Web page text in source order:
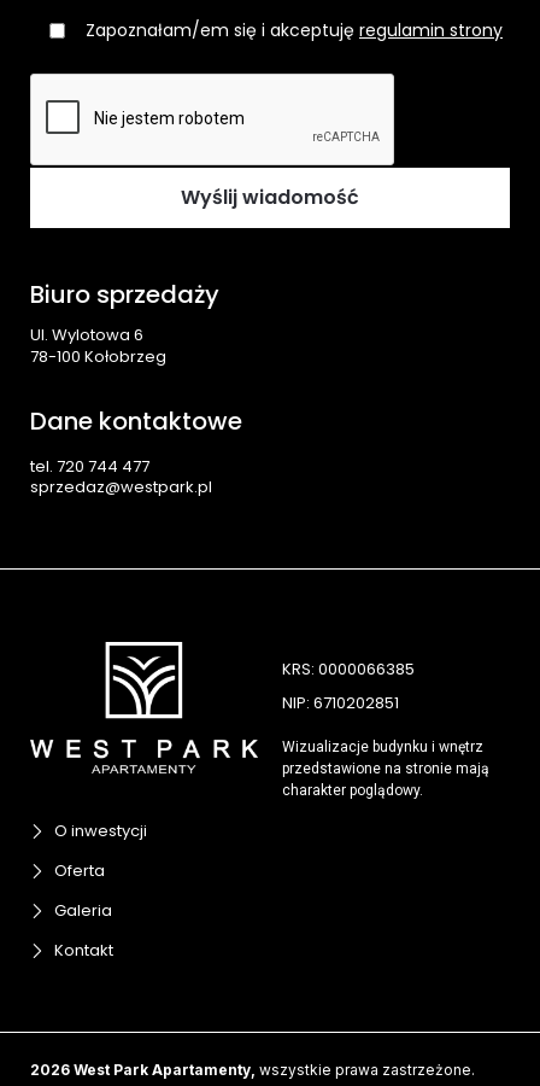
Biuro sprzedaży
Ul. Wylotowa 6
78-100 Kołobrzeg
Dane kontaktowe
tel. 720 744 477
sprzedaz@westpark.pl
Zapoznałam/em się i akceptuję regulamin strony
O inwestycji
Oferta
Galeria
Kontakt
KRS: 0000066385
NIP: 6710202851
Wizualizacje budynku i wnętrz
przedstawione na stronie mają
charakter poglądowy.
2026 West Park Apartamenty, wszystkie prawa zastrzeżone.